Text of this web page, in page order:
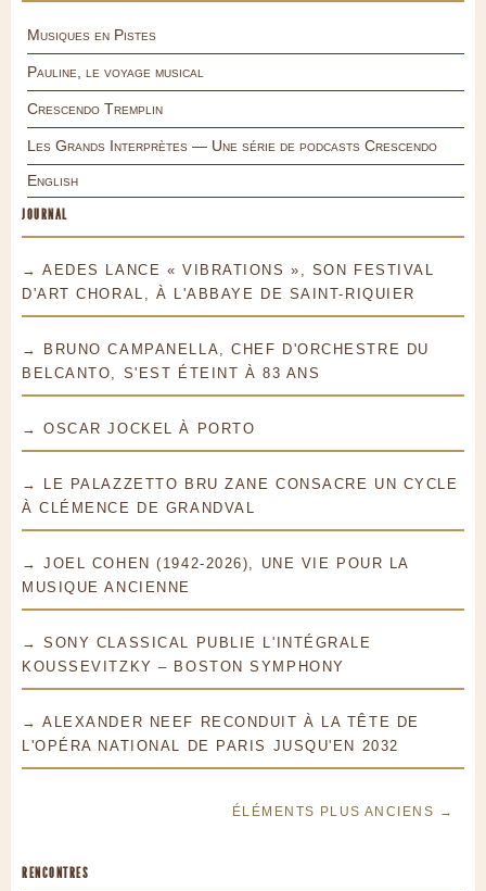
Musiques en Pistes
Pauline, le voyage musical
Crescendo Tremplin
Les Grands Interprètes — Une série de podcasts Crescendo
English
JOURNAL
→ AEDES LANCE « VIBRATIONS », SON FESTIVAL
D'ART CHORAL, À L'ABBAYE DE SAINT-RIQUIER
→ BRUNO CAMPANELLA, CHEF D'ORCHESTRE DU
BELCANTO, S'EST ÉTEINT À 83 ANS
→ OSCAR JOCKEL À PORTO
→ LE PALAZZETTO BRU ZANE CONSACRE UN CYCLE
À CLÉMENCE DE GRANDVAL
→ JOEL COHEN (1942-2026), UNE VIE POUR LA
MUSIQUE ANCIENNE
→ SONY CLASSICAL PUBLIE L'INTÉGRALE
KOUSSEVITZKY – BOSTON SYMPHONY
→ ALEXANDER NEEF RECONDUIT À LA TÊTE DE
L'OPÉRA NATIONAL DE PARIS JUSQU'EN 2032
ÉLÉMENTS PLUS ANCIENS →
RENCONTRES